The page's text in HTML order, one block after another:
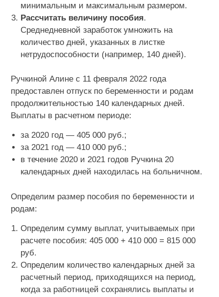
минимальным и максимальным размером.
Рассчитать величину пособия.
Среднедневной заработок умножить на
количество дней, указанных в листке
нетрудоспособности (например, 140 дней).
Ручкиной Алине с 11 февраля 2022 года
предоставлен отпуск по беременности и родам
продолжительностью 140 календарных дней.
Выплаты в расчетном периоде:
за 2020 год — 405 000 руб.;
за 2021 год — 410 000 руб.;
в течение 2020 и 2021 годов Ручкина 20
календарных дней находилась на больничном.
Определим размер пособия по беременности и
родам:
Определим сумму выплат, учитываемых при
расчете пособия: 405 000 + 410 000 = 815 000
руб.
Определим количество календарных дней за
расчетный период, приходящихся на период,
когда за работницей сохранялись выплаты и